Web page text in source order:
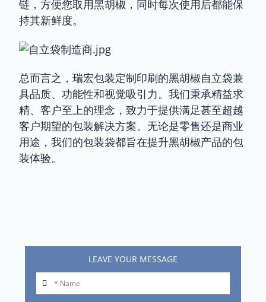
链，方便您取用黑胡椒，同时每次使用后都能保
持其新鲜度。
总而言之，瑞宏包装定制印刷的黑胡椒自立袋兼
具品质、功能性和视觉吸引力。我们秉承精益求
精、客户至上的理念，致力于提供满足甚至超越
客户期望的包装解决方案。无论是零售还是商业
用途，我们的包装袋都旨在提升黑胡椒产品的包
装体验。
LEAVE YOUR MESSAGE